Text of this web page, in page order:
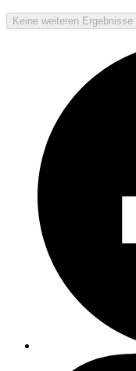
Keine weiteren Ergebnisse